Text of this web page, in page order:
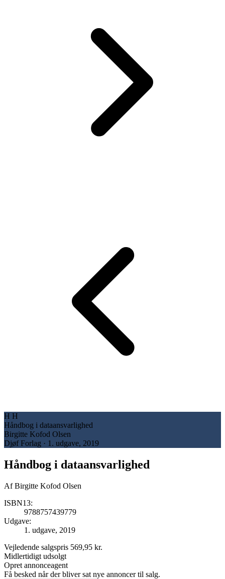
H H
Håndbog i dataansvarlighed
Birgitte Kofod Olsen
Djøf Forlag · 1. udgave, 2019
Håndbog i dataansvarlighed
AfBirgitte Kofod Olsen
ISBN13:
9788757439779
Udgave:
1. udgave, 2019
Vejledende salgspris 569,95 kr.
Midlertidigt udsolgt
Opret annonceagent
Få besked når der bliver sat nye annoncer til salg.